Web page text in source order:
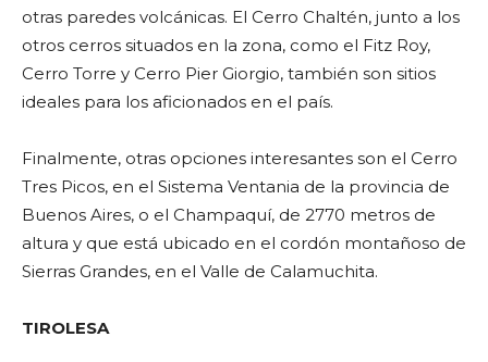
otras paredes volcánicas. El Cerro Chaltén, junto a los
otros cerros situados en la zona, como el Fitz Roy,
Cerro Torre y Cerro Pier Giorgio, también son sitios
ideales para los aficionados en el país.
Finalmente, otras opciones interesantes son el Cerro
Tres Picos, en el Sistema Ventania de la provincia de
Buenos Aires, o el Champaquí, de 2770 metros de
altura y que está ubicado en el cordón montañoso de
Sierras Grandes, en el Valle de Calamuchita.
TIROLESA